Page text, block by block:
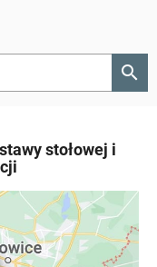
search
stołowej i